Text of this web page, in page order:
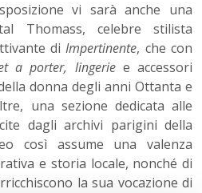
vi sarà anche una
Thomass, celebre stilista
diImpertinente, che con
a porter, lingeriee accessori
donna degli anni Ottanta e
una sezione dedicata alle
dagli archivi parigini della
così assume una valenza
e storia locale, nonché di
la sua vocazione di